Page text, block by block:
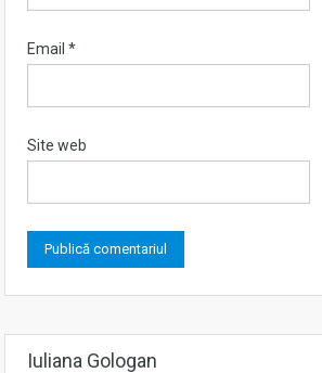
Email *
Site web
Iuliana Gologan